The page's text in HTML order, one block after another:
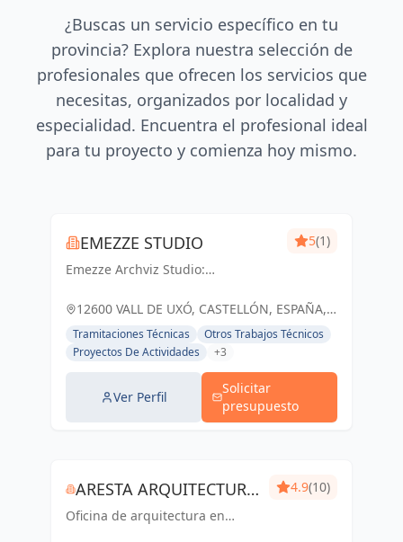
¿Buscas un servicio específico en tu
provincia? Explora nuestra selección de
profesionales que ofrecen los servicios que
necesitas, organizados por localidad y
especialidad. Encuentra el profesional ideal
para tu proyecto y comienza hoy mismo.
EMEZZE STUDIO
Emezze Archviz Studio:
arquitectónicos en la Vall d'Uixó y
realidad.
5(1)
12600 VALL DE UXÓ, CASTELLÓN, ESPAÑA,
España
Tramitaciones Técnicas
Otros Trabajos Técnicos
Proyectos De Actividades
+3
Ver Perfil
Solicitar
presupuesto
ARESTA ARQUITECTURA
I GESTIO SLP
Oficina de arquitectura en
4.9(10)